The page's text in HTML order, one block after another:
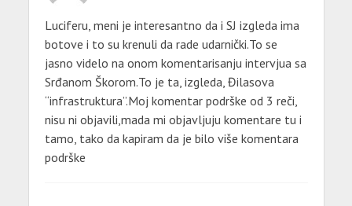
Luciferu, meni je interesantno da i SJ izgleda ima
botove i to su krenuli da rade udarnički.To se
jasno videlo na onom komentarisanju intervjua sa
Srđanom Škorom.To je ta, izgleda, Đilasova
“infrastruktura”.Moj komentar podrške od 3 reči,
nisu ni objavili,mada mi objavljuju komentare tu i
tamo, tako da kapiram da je bilo više komentara
podrške